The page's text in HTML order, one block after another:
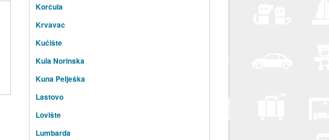
Korčula
Krvavac
Kućište
Kula Norinska
Kuna Pelješka
Lastovo
Lovište
Lumbarda